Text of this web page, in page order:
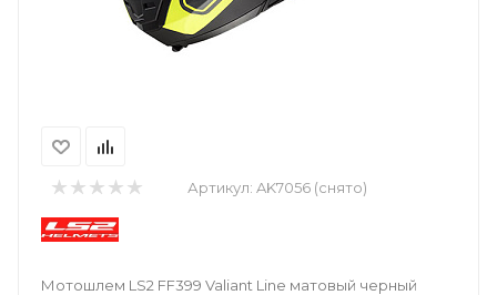
Артикул: AK7056 (снято)
Мотошлем LS2 FF399 Valiant Line матовый черный